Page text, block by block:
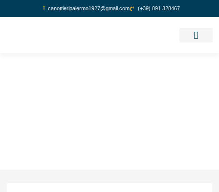
canottieripalermo1927@gmail.com (+39) 091 328467